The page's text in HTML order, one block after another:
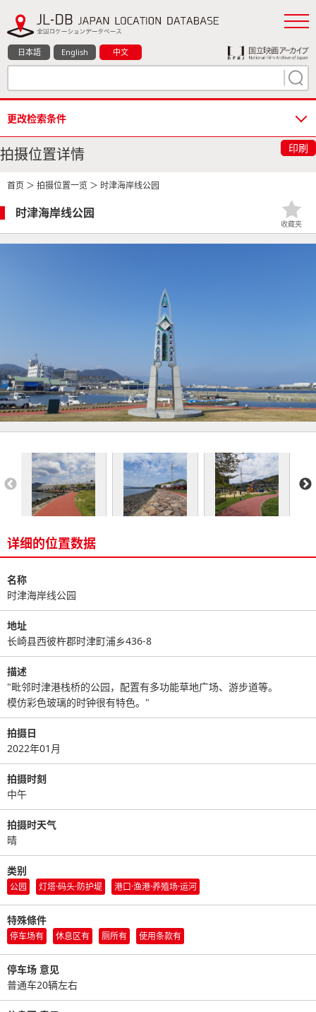
日本語 English 中文
更改检索条件
拍摄位置详情 印刷
首页 ＞ 拍摄位置一览 ＞ 时津海岸线公园
时津海岸线公园
收藏夹
详细的位置数据
名称
时津海岸线公园
地址
长崎县西彼杵郡时津町浦乡436-8
描述
"毗邻时津港栈桥的公园，配置有多功能草地广场、游步道等。
模仿彩色玻璃的时钟很有特色。"
拍摄日
2022年01月
拍摄时刻
中午
拍摄时天气
晴
类别
公园 灯塔·码头·防护堤 港口·渔港·养殖场·运河
特殊條件
停车场有 休息区有 厕所有 使用条款有
停车场 意见
普通车20辆左右